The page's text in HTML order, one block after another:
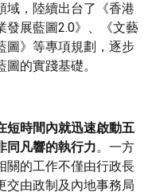
域，陸續出台了《香港
發展藍圖2.0》、《文藝
圖》等專項規劃，逐步
的實踐基礎。
短時間內就迅速啟動五
同凡響的執行力。一方
關的工作不僅由行政長
交由政制及內地事務局